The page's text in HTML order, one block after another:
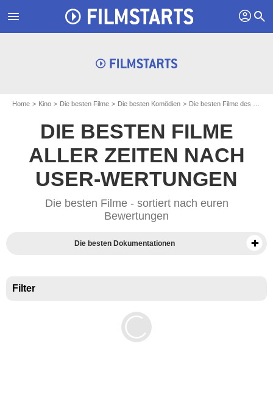
menu profil search
Home Kino Die besten Filme Die besten Komödien Die besten Filme des Jahres 2009
DIE BESTEN FILME
ALLER ZEITEN NACH
USER-WERTUNGEN
Die besten Filme - sortiert nach euren
Bewertungen
Die besten Dokumentationen
Filter